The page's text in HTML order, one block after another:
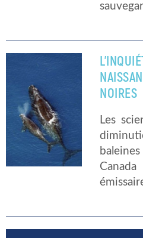
NOIRES
Les
traces
dans